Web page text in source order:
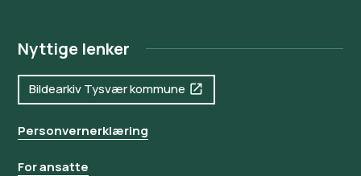
Nyttige lenker
Bildearkiv Tysvær kommune
Personvernerklæring
For ansatte